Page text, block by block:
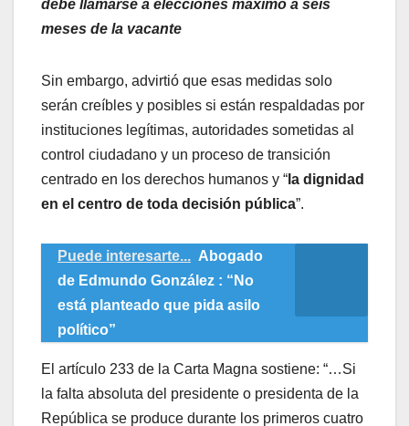
debe llamarse a elecciones máximo a seis
meses de la vacante
Sin embargo, advirtió que esas medidas solo
serán creíbles y posibles si están respaldadas por
instituciones legítimas, autoridades sometidas al
control ciudadano y un proceso de transición
centrado en los derechos humanos y “ la dignidad
en el centro de toda decisión pública”.
Puede interesarte... Abogado
de Edmundo González : “No
está planteado que pida asilo
político”
El artículo 233 de la Carta Magna sostiene: “…Si
la falta absoluta del presidente o presidenta de la
República se produce durante los primeros cuatro